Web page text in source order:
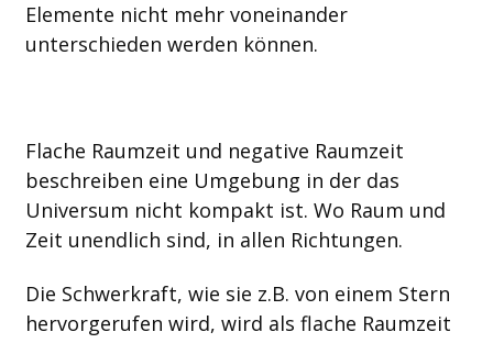
Elemente nicht mehr voneinander
unterschieden werden können.
Flache Raumzeit und negative Raumzeit
beschreiben eine Umgebung in der das
Universum nicht kompakt ist. Wo Raum und
Zeit unendlich sind, in allen Richtungen.
Die Schwerkraft, wie sie z.B. von einem Stern
hervorgerufen wird, wird als flache Raumzeit